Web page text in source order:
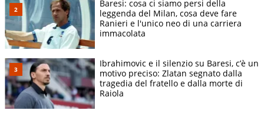
Baresi: cosa ci siamo persi della
leggenda del Milan, cosa deve fare
Ranieri e l'unico neo di una carriera
immacolata
Ibrahimovic e il silenzio su Baresi, c’è un
motivo preciso: Zlatan segnato dalla
tragedia del fratello e dalla morte di
Raiola